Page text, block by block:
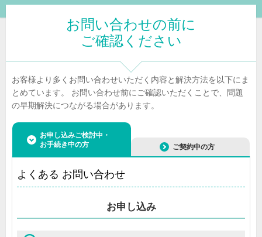
お問い合わせの前に
ご確認ください
お客様より多くお問い合わせいただく内容と解決方法を以下にま
とめています。
お問い合わせ前にご確認いただくことで、問題
の早期解決につながる場合があります。
お申し込みご検討中・
お手続き中の方
ご契約中の方
よくある お問い合わせ
お申し込み